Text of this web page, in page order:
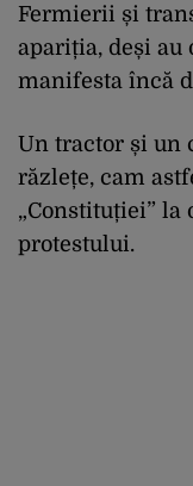
Fermierii și
apariția, deși au
manifesta încă
Un tractor și un
răzlețe, cam
„Constituției” la
protestului.